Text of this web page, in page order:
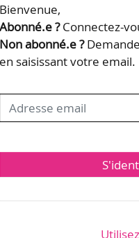
Les accessoires
Bienvenue,
Abonné.e ?Connectez-
Non abonné.e ?
en saisissant votre email.